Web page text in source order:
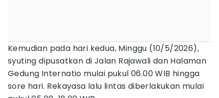
Kemudian pada hari kedua, Minggu (10/5/2026),
syuting dipusatkan di Jalan Rajawali dan Halaman
Gedung Internatio mulai pukul 06.00 WIB hingga
sore hari. Rekayasa lalu lintas diberlakukan mulai